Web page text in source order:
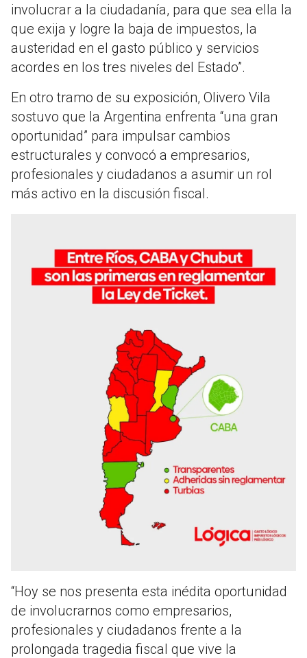
involucrar a la ciudadanía, para que sea ella la
que exija y logre la baja de impuestos, la
austeridad en el gasto público y servicios
acordes en los tres niveles del Estado”.
En otro tramo de su exposición, Olivero Vila
sostuvo que la Argentina enfrenta “una gran
oportunidad” para impulsar cambios
estructurales y convocó a empresarios,
profesionales y ciudadanos a asumir un rol
más activo en la discusión fiscal.
“Hoy se nos presenta esta inédita oportunidad
de involucrarnos como empresarios,
profesionales y ciudadanos frente a la
prolongada tragedia fiscal que vive la